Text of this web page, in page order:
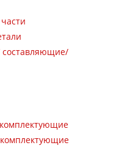
составляющие/